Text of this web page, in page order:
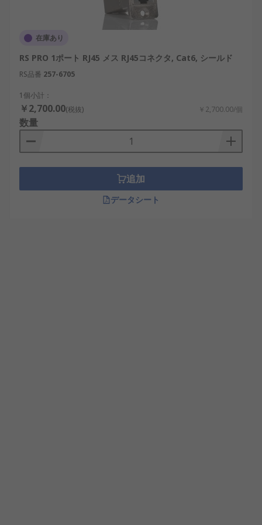
在庫あり
RS PRO 1ポート RJ45 メス RJ45コネクタ, Cat6, シールド
RS品番 257-6705
1個小計：
￥2,700.00(税抜) ￥2,700.00/個
数量
追加
データシート